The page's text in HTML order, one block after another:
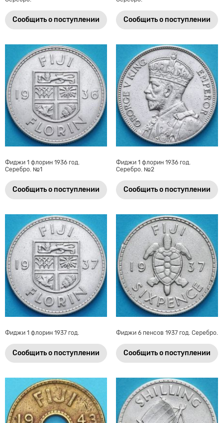
Сообщить о поступлении Сообщить о поступлении
Фиджи 1 флорин 1936 год.
Серебро. №1
Сообщить о поступлении
Фиджи 1 флорин 1936 год.
Серебро. №2
Сообщить о поступлении
Фиджи 1 флорин 1937 год.
Сообщить о поступлении
Фиджи 6 пенсов 1937 год. Серебро.
Сообщить о поступлении